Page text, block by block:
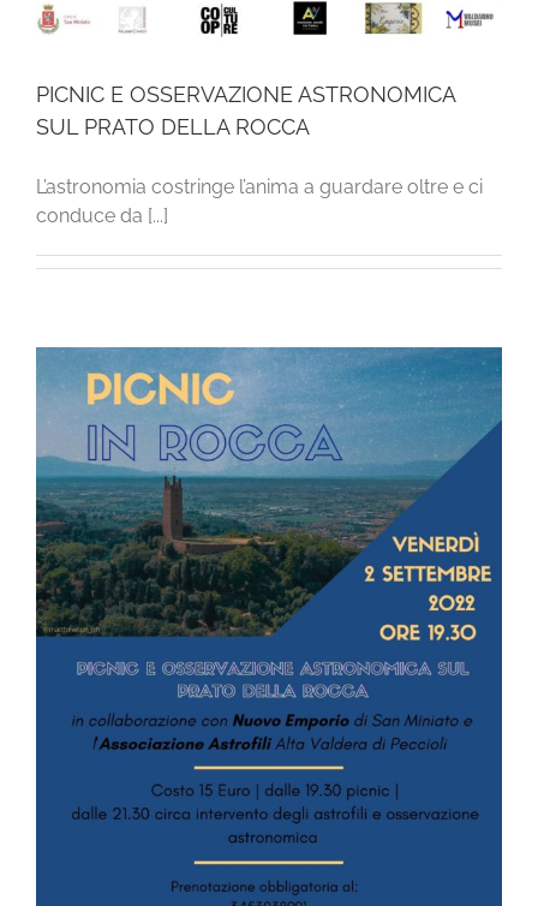
PICNIC E OSSERVAZIONE ASTRONOMICA
SUL PRATO DELLA ROCCA
L’astronomia costringe l’anima a guardare oltre e ci
conduce da [...]